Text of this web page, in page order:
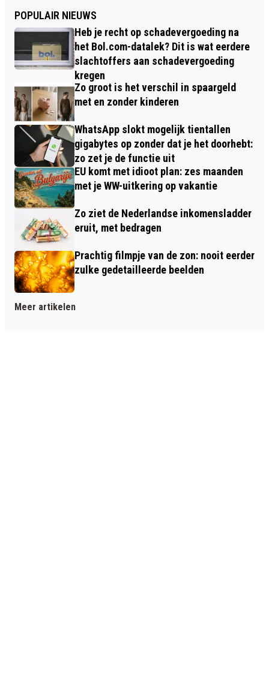
POPULAIR NIEUWS
Heb je recht op schadevergoeding na
het Bol.com-datalek? Dit is wat eerdere
slachtoffers aan schadevergoeding
kregen
Zo groot is het verschil in spaargeld
met en zonder kinderen
WhatsApp slokt mogelijk tientallen
gigabytes op zonder dat je het doorhebt:
zo zet je de functie uit
EU komt met idioot plan: zes maanden
met je WW-uitkering op vakantie
Zo ziet de Nederlandse inkomensladder
eruit, met bedragen
Prachtig filmpje van de zon: nooit eerder
zulke gedetailleerde beelden
Meer artikelen